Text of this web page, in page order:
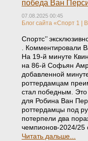
победа Ван
07.08.2025 00:45
Блог сайта «Спорт 1 |
Спортс’’
. Комментировали
На 19-й минуте
на 86-й Софьян
добавленной
роттердамцам
стал победным. Это
для Робина Ван
роттердамцы под
потерпели два
чемпионов-2024/25
Читать дальше...